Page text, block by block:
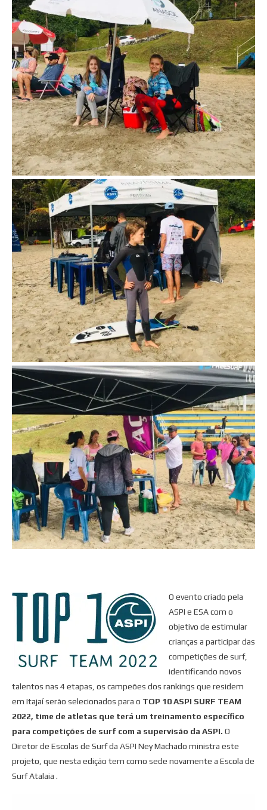
O evento criado pela
ASPI e ESA com o
objetivo de estimular
crianças a participar das
competições de surf,
identificando novos
talentos nas 4 etapas, os campeões dos rankings que residem
em Itajaí serão selecionados para o TOP 10 ASPI SURF TEAM
2022, time de atletas que terá um treinamento específico
para competições de surf com a supervisão da ASPI. O
Diretor de Escolas de Surf da ASPI Ney Machado ministra este
projeto, que nesta edição tem como sede novamente a Escola de
Surf Atalaia .